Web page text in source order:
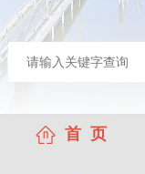
首 页